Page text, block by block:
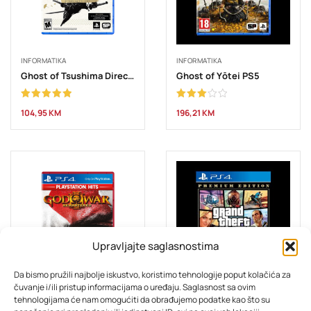
Upravljajte saglasnostima
Da bismo pružili najbolje iskustvo, koristimo tehnologije poput kolačića za
čuvanje i/ili pristup informacijama o uređaju. Saglasnost sa ovim
tehnologijama će nam omogućiti da obrađujemo podatke kao što su
INFORMATIKA
Ghost of Tsushima Directors Cut PS5
5.00od 5
104,95KM
INFORMATIKA
Ghost of Yōtei PS5
3.00
196,21KM
INFORMATIKA
God of War III Remastered PS4 HITS
INFORMATIKA